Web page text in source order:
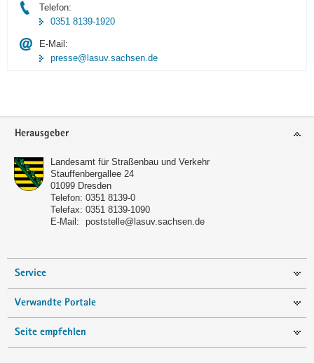
Telefon:
0351 8139-1920
E-Mail:
presse@lasuv.sachsen.de
Footer-
Herausgeber
Landesamt für Straßenbau und Verkehr
Stauffenbergallee 24
01099 Dresden
Telefon: 0351 8139-0
Telefax: 0351 8139-1090
E-Mail:
poststelle@lasuv.sachsen.de
Service
Verwandte Portale
Seite empfehlen